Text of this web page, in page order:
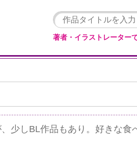
著者・イラストレーター
少しBL作品もあり。好きな食